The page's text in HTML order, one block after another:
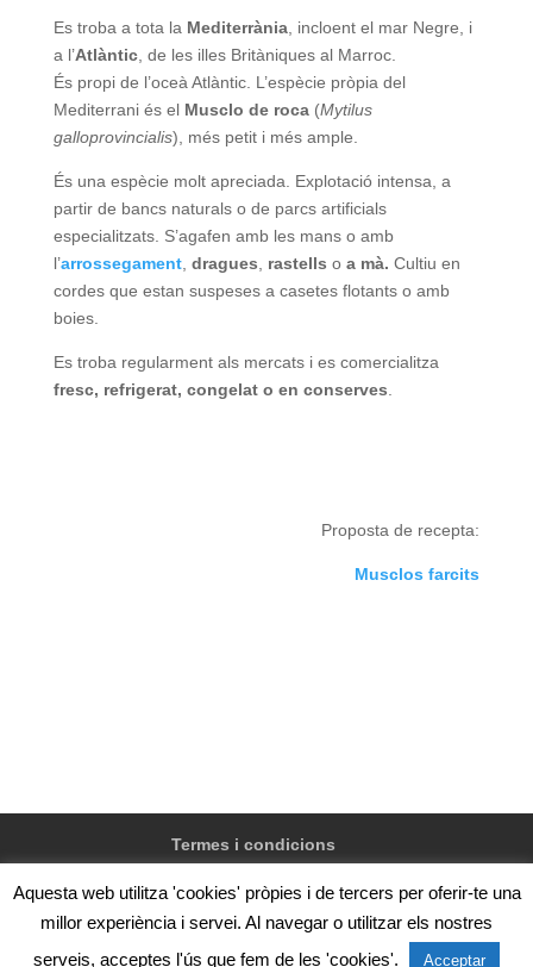
Es troba a tota la Mediterrània, incloent el mar Negre, i
a l’Atlàntic, de les illes Britàniques al Marroc.
És propi de l’oceà Atlàntic. L’espècie pròpia del
Mediterrani és el Musclo de roca(Mytilus
galloprovincialis), més petit i més ample.
És una espècie molt apreciada. Explotació intensa, a
partir de bancs naturals o de parcs artificials
especialitzats. S’agafen amb les mans o amb
l’arrossegament, dragues rastells o a mà. Cultiu en
cordes que estan suspeses a casetes flotants o amb
boies.
Es troba regularment als mercats i es comercialitza
fresc, refrigerat, congelat o en conserves
Proposta de recepta:
Musclos farcits
Termes i condicions
@Confraria de pescadors de Vilanova i la Geltrú, Zona
Aquesta web utilitza 'cookies' pròpies i de tercers per oferir-te una
millor experiència i servei. Al navegar o utilitzar els nostres
serveis, acceptes l'ús que fem de les 'cookies'.
Acceptar